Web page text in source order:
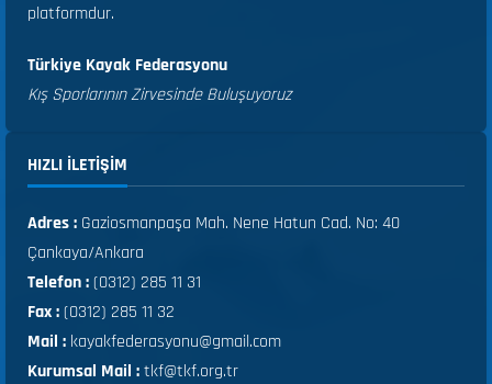
platformdur.
Türkiye Kayak Federasyonu
Kış Sporlarının Zirvesinde Buluşuyoruz
HIZLI ILETIŞIM
Adres : Gaziosmanpaşa Mah. Nene Hatun Cad. No: 40
Çankaya/Ankara
Telefon :(0312) 285 11 31
Fax :(0312) 285 11 32
Mail : kayakfederasyonu@gmail.com
Kurumsal Mail :tkf@tkf.org.tr